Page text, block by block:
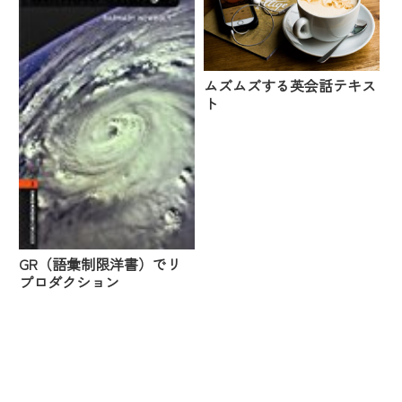
GR（語彙制限洋書）でリ
プロダクション
ムズムズする英会話テキス
ト